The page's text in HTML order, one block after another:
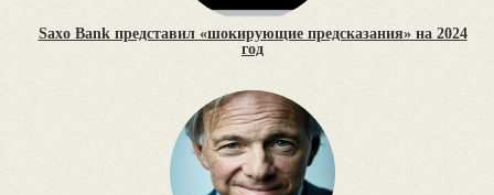
Saxo Bank представил «шокирующие предсказания» на 2024
год